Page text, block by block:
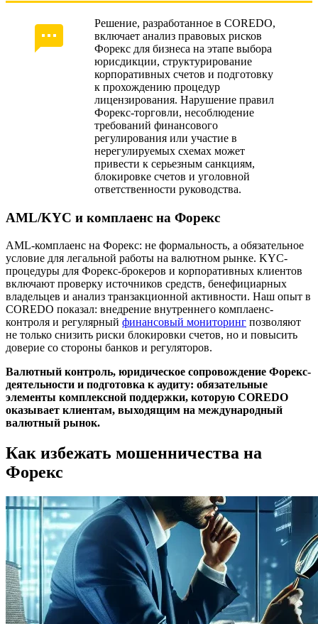
Решение, разработанное в COREDO,
включает анализ правовых рисков
Форекс для бизнеса на этапе выбора
юрисдикции, структурирование
корпоративных счетов и подготовку
к прохождению процедур
лицензирования. Нарушение правил
Форекс-торговли, несоблюдение
требований финансового
регулирования или участие в
нерегулируемых схемах может
привести к серьезным санкциям,
блокировке счетов и уголовной
ответственности руководства.
AML/KYC и комплаенс на Форекс
AML-комплаенс на Форекс: не формальность, а обязательное
условие для легальной работы на валютном рынке. KYC-
процедуры для Форекс-брокеров и корпоративных клиентов
включают проверку источников средств, бенефициарных
владельцев и анализ транзакционной активности. Наш опыт в
COREDO показал: внедрение внутреннего комплаенс-
контроля и регулярный финансовый мониторинг позволяют
не только снизить риски блокировки счетов, но и повысить
доверие со стороны банков и регуляторов.
Валютный контроль, юридическое сопровождение Форекс-
деятельности и подготовка к аудиту: обязательные
элементы комплексной поддержки, которую COREDO
оказывает клиентам, выходящим на международный
валютный рынок.
Как избежать мошенничества на
Форекс